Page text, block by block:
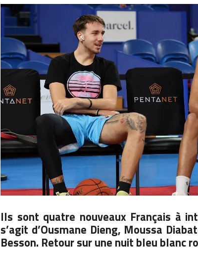
Ils sont quatre nouveaux Français à
s’agit d’Ousmane Dieng, Moussa
Besson. Retour sur une nuit bleu blanc